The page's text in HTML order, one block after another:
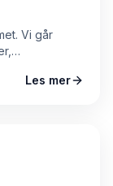
Vi går
Les mer